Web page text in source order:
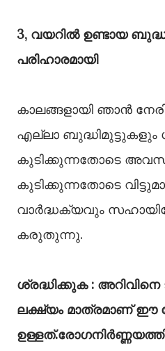
3, വയറിൽ ഉണ്ടായ
പരിഹാരമായി
കാലങ്ങളായി ഞാൻ
എല്ലാ ബുദ്ധിമുട്ടുകളും
കുടിക്കുന്നതോടെ
കുടിക്കുന്നതോടെ
വാർദ്ധക്യവും
കരുതുന്നു.
ശ്രദ്ധിക്കുക :
ലക്ഷ്യം മാത്രമാണ് ഈ